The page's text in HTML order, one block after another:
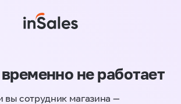
не работает
вы сотрудник магазина —